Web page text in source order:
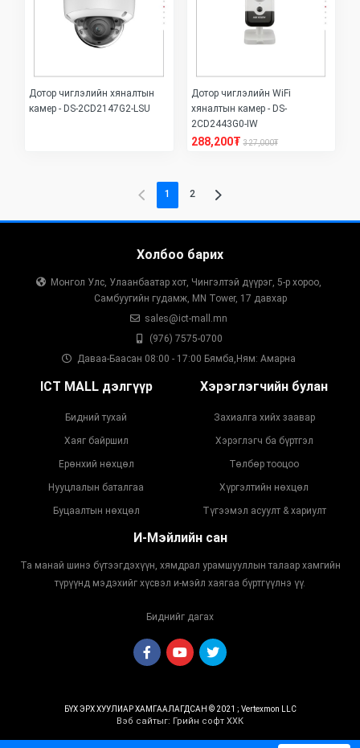
Дотор чиглэлийн хяналтын
камер - DS-2CD2147G2-LSU
Дотор чиглэлийн WiFi
хяналтын камер - DS-
2CD2443G0-IW
288,200₮ 327,000₮
1 2
Холбоо барих
Монгол Улс, Улаанбаатар хот, Чингэлтэй дүүрэг, 5-р хороо,
Самбуугийн гудамж, MN Tower, 17 давхар
sales@ict-mall.mn
(976) 7575-0700
Даваа-Баасан 08:00 - 17:00 Бямба,Ням: Амарна
ICT MALL дэлгүүр
Бидний тухай
Хаяг байршил
Ерөнхий нөхцөл
Нууцлалын баталгаа
Буцаалтын нөхцөл
Хэрэглэгчийн булан
Захиалга хийх заавар
Хэрэглэгч ба бүртгэл
Төлбөр тооцоо
Хүргэлтийн нөхцөл
Түгээмэл асуулт & хариулт
И-Мэйлийн сан
Та манай шинэ бүтээгдэхүүн, хямдрал урамшууллын талаар хамгийн
түрүүнд мэдэхийг хүсвэл и-мэйл хаягаа бүртгүүлнэ үү.
Биднийг дагах
БҮХ ЭРХ ХУУЛИАР ХАМГААЛАГДСАН © 2021 ; Vertexmon LLC
Вэб сайтыг: Грийн софт ХХК